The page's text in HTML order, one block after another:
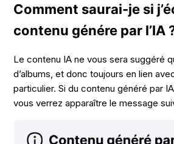
Comment saurai-je si
contenu génére par l’IA
Le contenu IA ne vous sera suggéré
d’albums, et donc toujours en lien
particulier. Si du contenu généré par
vous verrez apparaître le message